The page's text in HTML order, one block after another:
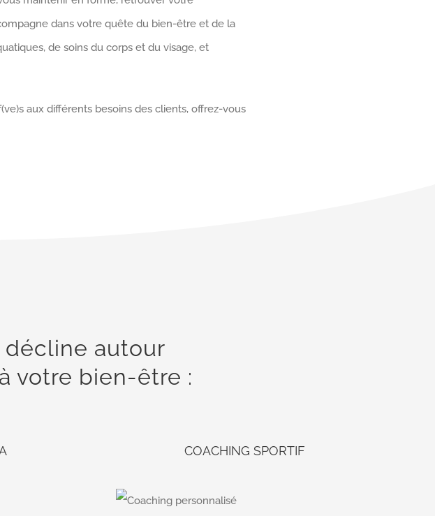
dans votre quête du bien-être et de la
de soins du corps et du visage, et
aux différents besoins des clients, offrez-vous
décline autour
votre bien-être :
COACHING SPORTIF